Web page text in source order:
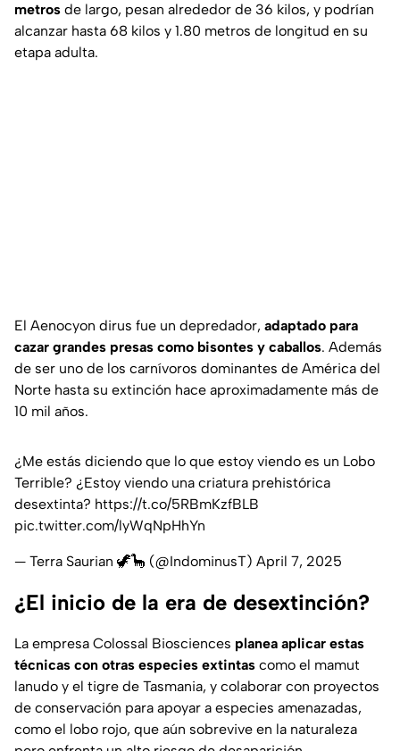
metros de largo, pesan alrededor de 36 kilos, y podrían
alcanzar hasta 68 kilos y 1.80 metros de longitud en su
etapa adulta.
El Aenocyon dirus fue un depredador, adaptado para
cazar grandes presas como bisontes y caballos. Además
de ser uno de los carnívoros dominantes de América del
Norte hasta su extinción hace aproximadamente más de
10 mil años.
¿Me estás diciendo que lo que estoy viendo es un Lobo
Terrible? ¿Estoy viendo una criatura prehistórica
desextinta? https://t.co/5RBmKzfBLB
pic.twitter.com/lyWqNpHhYn
— Terra Saurian 🦖🦕 (@IndominusT) April 7, 2025
¿El inicio de la era de desextinción?
La empresa Colossal Biosciences planea aplicar estas
técnicas con otras especies extintas como el mamut
lanudo y el tigre de Tasmania, y colaborar con proyectos
de conservación para apoyar a especies amenazadas,
como el lobo rojo, que aún sobrevive en la naturaleza